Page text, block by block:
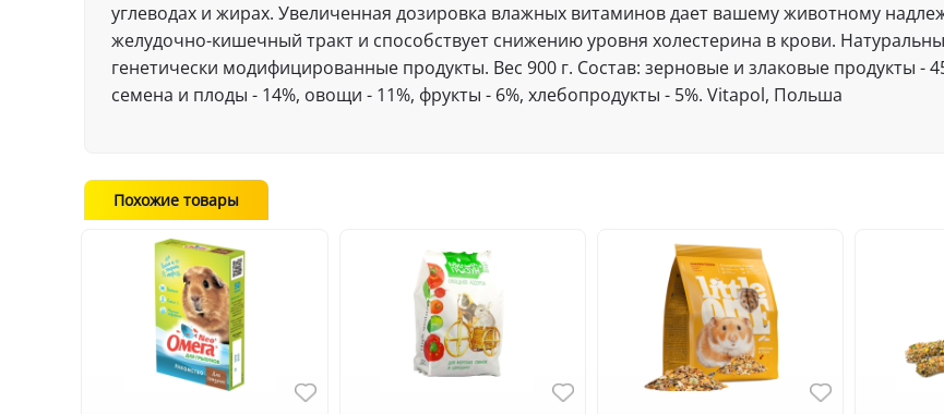
углеводах и жирах. Увеличенная дозировка влажных витаминов дает вашему животному
желудочно-кишечный тракт и способствует снижению уровня холестерина в крови.
генетически модифицированные продукты. Вес 900 г. Состав: зерновые и злаковые продукты -
семена и плоды - 14%, овощи - 11%, фрукты - 6%, хлебопродукты - 5%. Vitapol, Польша
Похожие товары